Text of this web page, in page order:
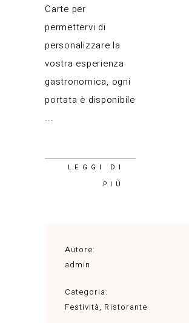
Carte per
permettervi di
personalizzare la
vostra esperienza
gastronomica, ogni
portata è disponibile
LEGGI DI
PIÙ
Autore:
admin
Categoria:
Festività, Ristorante